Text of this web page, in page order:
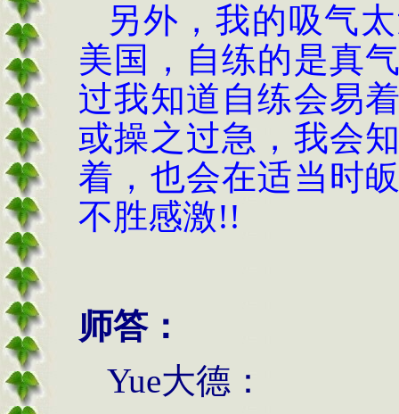
另外，我的吸气
美国，自练的是真
过我知道自练会易
或操之过急，我会
着，也会在适当时
不胜感激!!
师答：
Yue大德：